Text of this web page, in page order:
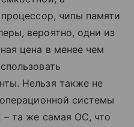
чипы памяти
вероятно, одни из
цена в менее чем
Нельзя также не
системы
– та же самая ОС, что